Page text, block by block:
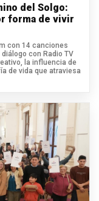
del Solgo:
forma de vivir
con 14 canciones
con Radio TV
la influencia de
de vida que atraviesa